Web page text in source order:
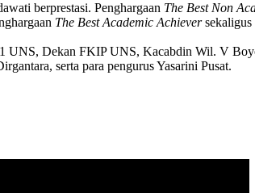
berprestasi. Penghargaan The Best Non
The Best Academic Achieversekaligus
UNS, Dekan FKIP UNS, Kacabdin Wil. V
serta para pengurus Yasarini Pusat.